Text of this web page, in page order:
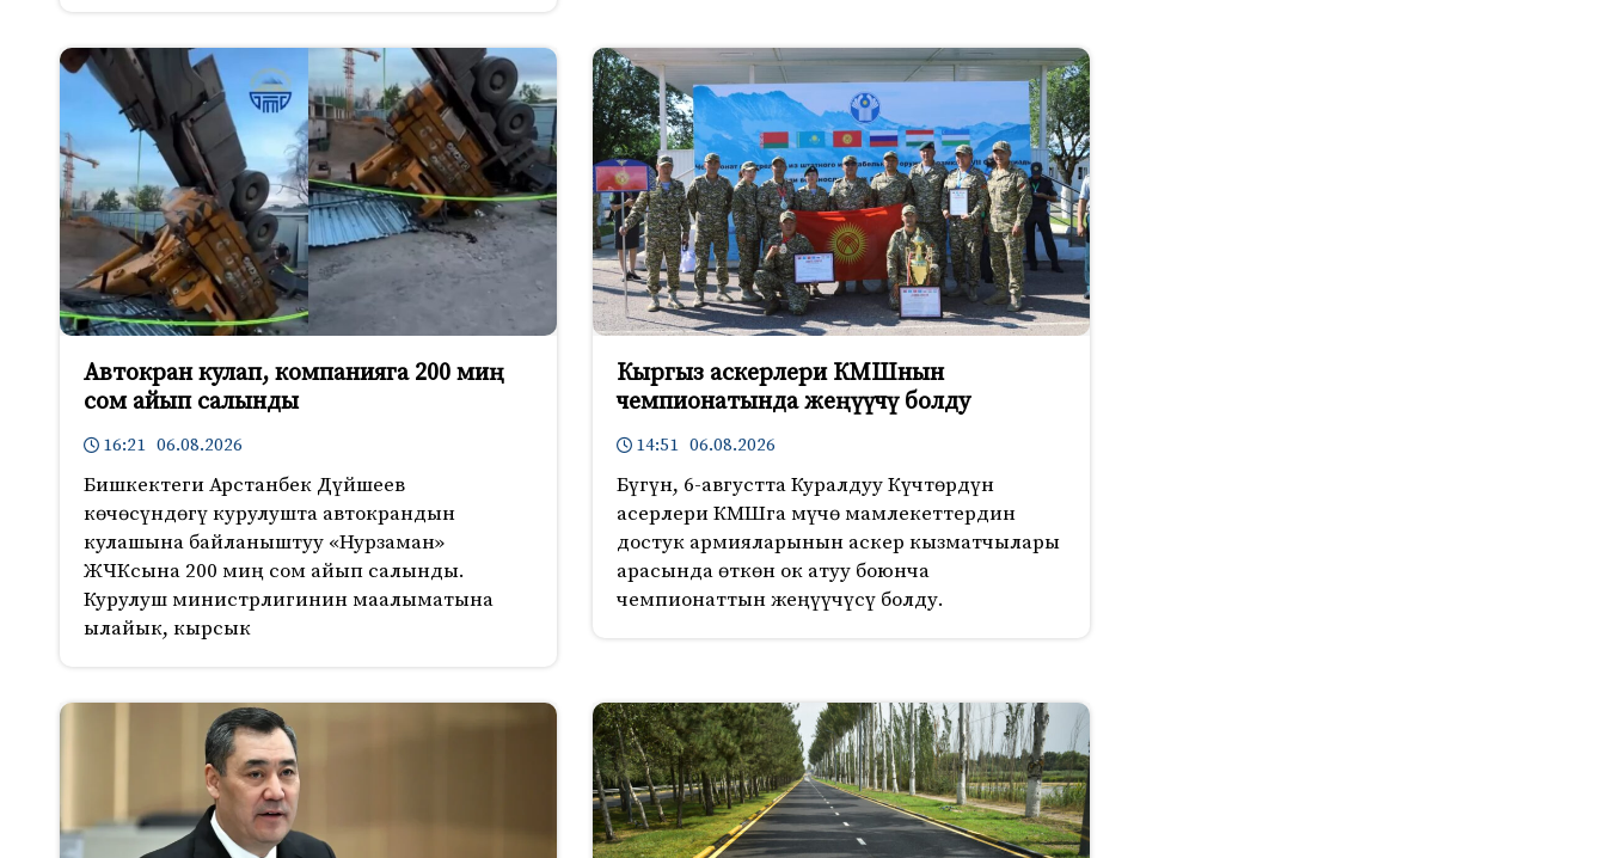
Автокран кулап, компанияга 200 миң
сом айып салынды
16:21 06.08.2026
Бишкектеги Арстанбек Дүйшеев
көчөсүндөгү курулушта автокрандын
кулашына байланыштуу «Нурзаман»
ЖЧКсына 200 миң сом айып салынды.
Курулуш министрлигинин маалыматына
ылайык, кырсык
Кыргыз аскерлери КМШнын
чемпионатында жеңүүчү болду
14:51 06.08.2026
Бүгүн, 6-августта Куралдуу Күчтөрдүн
асерлери КМШга мүчө мамлекеттердин
достук армияларынын аскер кызматчылары
арасында өткөн ок атуу боюнча
чемпионаттын жеңүүчүсү болду.